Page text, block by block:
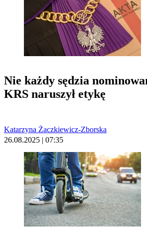
Nie każdy sędzia
KRS naruszył etykę
Katarzyna Żaczkiewicz-Zborska
26.08.2025 | 07:35